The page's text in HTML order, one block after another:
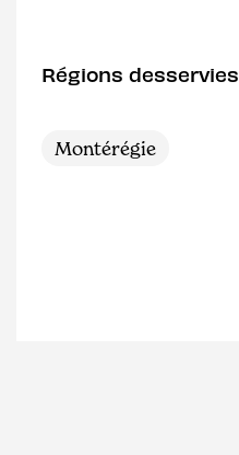
Régions desservies
Montérégie